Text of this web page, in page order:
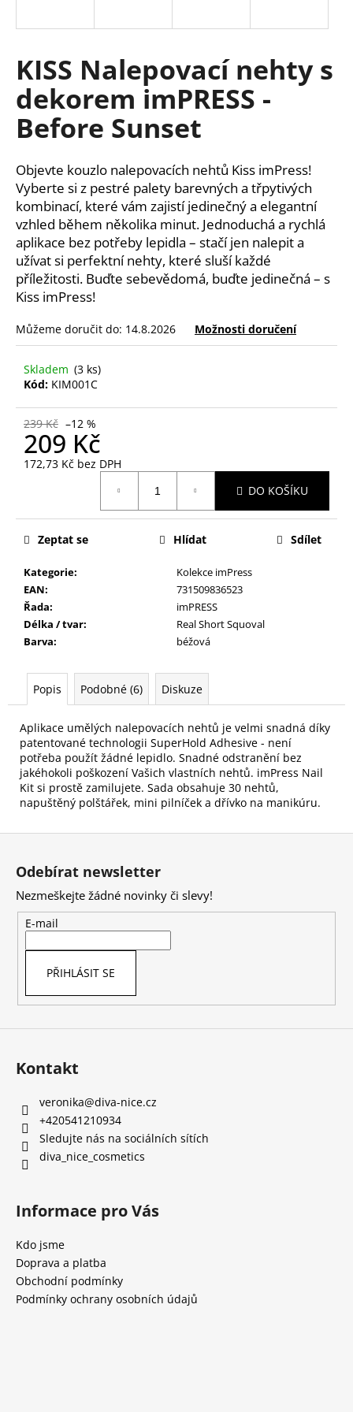
KISS Nalepovací nehty s
dekorem imPRESS -
Before Sunset
Objevte kouzlo nalepovacích nehtů Kiss imPress!
Vyberte si z pestré palety barevných a třpytivých
kombinací, které vám zajistí jedinečný a elegantní
vzhled během několika minut. Jednoduchá a rychlá
aplikace bez potřeby lepidla – stačí jen nalepit a
užívat si perfektní nehty, které sluší každé
příležitosti. Buďte sebevědomá, buďte jedinečná – s
Kiss imPress!
Můžeme doručit do: 14.8.2026 Možnosti doručení
Skladem (3 ks)
Kód: KIM001C
239 Kč –12 %
209 Kč
172,73 Kč bez DPH
DO KOŠÍKU
Kategorie:
Kolekce imPress
EAN:
731509836523
Řada:
imPRESS
Délka / tvar:
Real Short Squoval
Barva: béžová
Zeptat se Hlídat Sdílet
Popis Podobné (6) Diskuze
Aplikace umělých nalepovacích nehtů je velmi snadná díky
patentované technologii SuperHold Adhesive - není
potřeba použít žádné lepidlo. Snadné odstranění bez
jakéhokoli poškození Vašich vlastních nehtů. imPress Nail
Kit si prostě zamilujete. Sada obsahuje 30 nehtů,
napuštěný polštářek, mini pilníček a dřívko na manikúru.
í
t
?
HLEDAT
D
o
p
o
r
u
u
e
m
SAMOLEPÍCÍ
Z
Odebírat newsletter
Nezmeškejte žádné novinky či slevy!
E-mail
PŘIHLÁSIT SE
Kontakt
veronika@diva-nice.cz
+420541210934
Sledujte nás na sociálních sítích
diva_nice_cosmetics
Informace pro Vás
Kdo jsme
Doprava a platba
Obchodní podmínky
Podmínky ochrany osobních údajů